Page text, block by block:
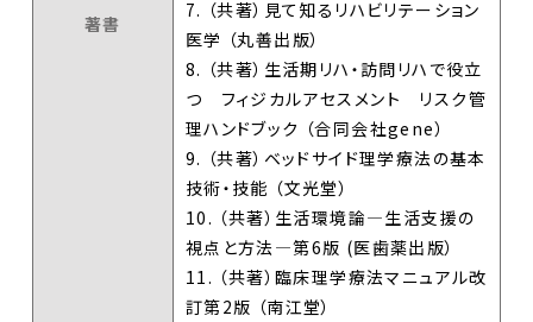
著書
7. （共著）見て知るリハビリテーション
医学 （丸善出版）
8. （共著）生活期リハ・訪問リハで役立
つ フィジカルアセスメント リスク管
理ハンドブック （合同会社gene）
9. （共著）ベッドサイド理学療法の基本
技術・技能 （文光堂）
10. （共著）生活環境論―生活支援の
視点と方法―第6版 (医歯薬出版）
11. （共著）臨床理学療法マニュアル改
訂第2版 （南江堂）